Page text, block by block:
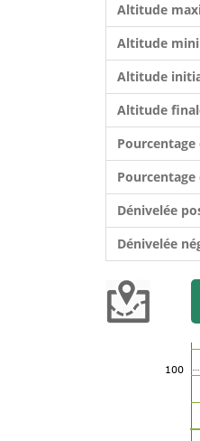
Altitude
Altitude
Altitude
Altitude
Pourcentage
Dénivelée
Dénivelée